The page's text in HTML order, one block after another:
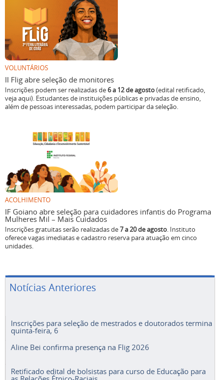
VOLUNTÁRIOS
II Flig abre seleção de monitores
Inscrições podem ser realizadas de6 a 12 de agosto(edital retificado,
veja aqui). Estudantes de instituições públicas e privadas de ensino,
além de pessoas interessadas, podem participar da seleção.
ACOLHIMENTO
IF Goiano abre seleção para cuidadores infantis do Programa
Mulheres Mil – Mais Cuidados
Inscrições gratuitas serão realizadas de7 a 20 de agosto. Instituto
oferece vagas imediatas e cadastro reserva para atuação em cinco
unidades.
Notícias Anteriores
Inscrições para seleção de mestrados e doutorados termina
quinta-feira, 6
Aline Bei confirma presença na Flig 2026
Retificado edital de bolsistas para curso de Educação para